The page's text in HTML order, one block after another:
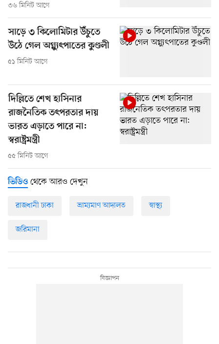
৩৬ মিনিট আগে
সাড়ে ৩ কিলোমিটার উঁচুতে
উঠে গেল অগ্ন্যুৎপাতের কুণ্ডলী
৫১ মিনিট আগে
দিল্লিতে শেখ হাসিনার
রাজনৈতিক তৎপরতার দায়
ভারত এড়াতে পারে না:
স্বরাষ্ট্রমন্ত্রী
৫৫ মিনিট আগে
ভিডিও থেকে আরও দেখুন
রাজধানী ঢাকা ভ্রাম্যমাণ আদালত স্বাস্থ্য
জরিমানা